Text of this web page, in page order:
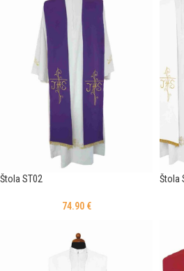
Štola ST02
74.90 €
Štola